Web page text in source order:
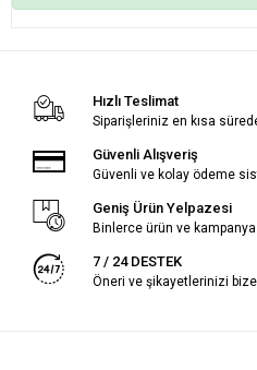
Hızlı Teslimat
Siparişleriniz en kısa
Güvenli Alışveriş
Güvenli ve kolay ödeme
Geniş Ürün Yelpazesi
Binlerce ürün ve
7 / 24 DESTEK
Öneri ve şikayetlerinizi